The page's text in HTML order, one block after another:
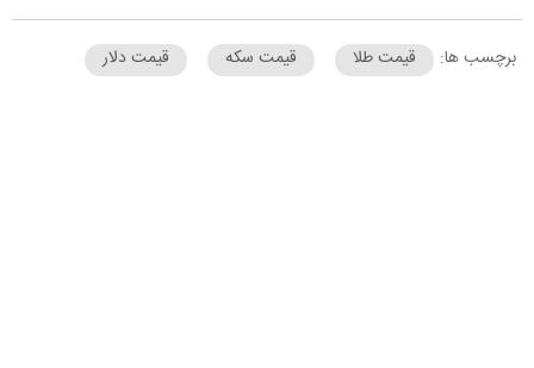
برچسب ها: قیمت طلا قیمت سکه قیمت دلار